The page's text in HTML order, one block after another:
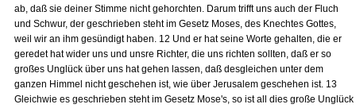
ab, daß sie deiner Stimme nicht gehorchten. Darum trifft uns auch der Fluch
und Schwur, der geschrieben steht im Gesetz Moses, des Knechtes Gottes,
weil wir an ihm gesündigt haben. 12 Und er hat seine Worte gehalten, die er
geredet hat wider uns und unsre Richter, die uns richten sollten, daß er so
großes Unglück über uns hat gehen lassen, daß desgleichen unter dem
ganzen Himmel nicht geschehen ist, wie über Jerusalem geschehen ist. 13
Gleichwie es geschrieben steht im Gesetz Mose's, so ist all dies große Unglück